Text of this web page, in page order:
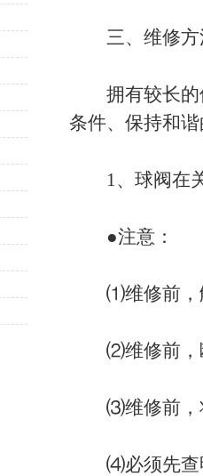
三、维修方
拥有较长的
条件、保持和
1、球阀在关
●注意：
⑴维修前，解
⑵维修前，
⑶维修前，将
⑷必须先查明